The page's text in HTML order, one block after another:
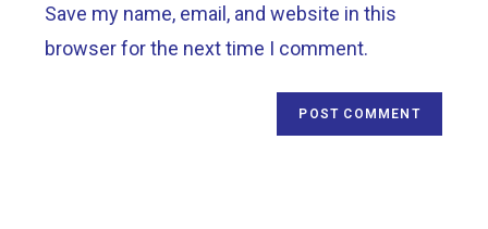
Save my name, email, and website in this
browser for the next time I comment.